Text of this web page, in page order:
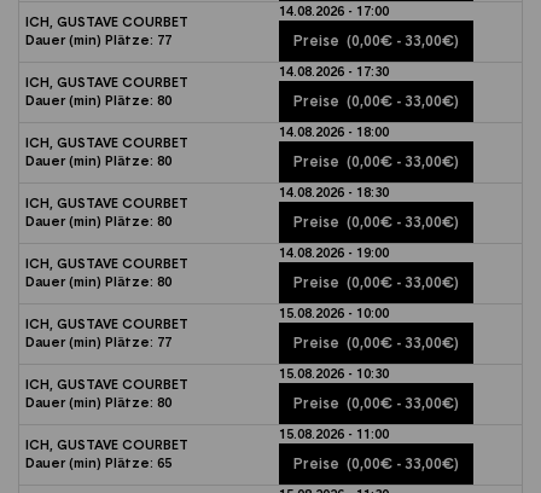
ICH, GUSTAVE COURBET
Dauer (min) Plätze: 77
14.08.2026 - 17:00
Preise (0,00€ - 33,00€)
ICH, GUSTAVE COURBET
Dauer (min) Plätze: 80
14.08.2026 - 17:30
Preise (0,00€ - 33,00€)
ICH, GUSTAVE COURBET
Dauer (min) Plätze: 80
14.08.2026 - 18:00
Preise (0,00€ - 33,00€)
ICH, GUSTAVE COURBET
Dauer (min) Plätze: 80
14.08.2026 - 18:30
Preise (0,00€ - 33,00€)
ICH, GUSTAVE COURBET
Dauer (min) Plätze: 80
14.08.2026 - 19:00
Preise (0,00€ - 33,00€)
ICH, GUSTAVE COURBET
Dauer (min) Plätze: 77
15.08.2026 - 10:00
Preise (0,00€ - 33,00€)
ICH, GUSTAVE COURBET
Dauer (min) Plätze: 80
15.08.2026 - 10:30
Preise (0,00€ - 33,00€)
ICH, GUSTAVE COURBET
Dauer (min) Plätze: 65
15.08.2026 - 11:00
Preise (0,00€ - 33,00€)